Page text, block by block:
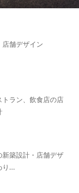
舗デザイン
ラン、飲食店の店
築設計・店舗デザ
り...